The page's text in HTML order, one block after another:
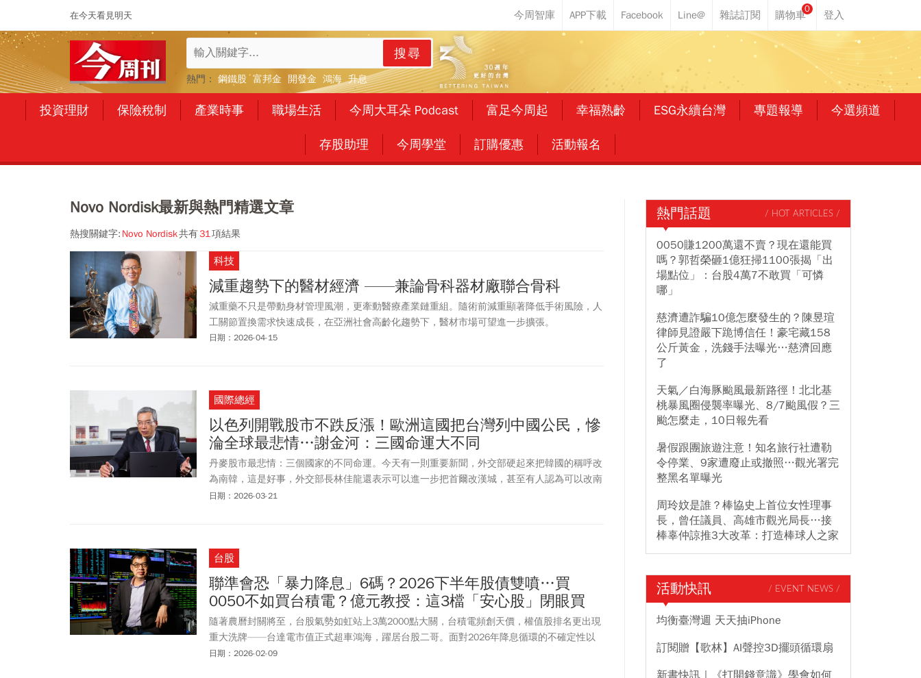
在今天看見明天
0
搜尋
熱門： 鋼鐵股 富邦金 開發金 鴻海 升息
投資理財 保險稅制 產業時事 職場生活 今周大耳朵 Podcast 富足今周起 幸福熟齡 ESG永續台灣 專題報導 今選頻道
存股助理 今周學堂 訂購優惠 活動報名
Novo Nordisk最新與熱門精選文章
熱搜關鍵字: Novo Nordisk共有31項結果
科技
減重趨勢下的醫材經濟 ——兼論骨科器材廠聯合骨科
減重藥不只是帶動身材管理風潮，更牽動醫療產業鏈重組。隨術前減重顯著降低手術風險，人
工關節置換需求快速成長，在亞洲社會高齡化趨勢下，醫材市場可望進一步擴張。
日期：2026-04-15
國際總經
以色列開戰股市不跌反漲！歐洲這國把台灣列中國公民，慘
淪全球最悲情…謝金河：三國命運大不同
丹麥股市最悲情：三個國家的不同命運。今天有一則重要新聞，外交部硬起來把韓國的稱呼改
為南韓，這是好事，外交部長林佳龍還表示可以進一步把首爾改漢城，甚至有人認為可以改南
朝鮮！民眾似乎都叫好。這也意味著台灣長期被霸凌習慣了，現在慢慢挺起胸膛。
日期：2026-03-21
台股
聯準會恐「暴力降息」6碼？2026下半年股債雙噴…買
0050不如買台積電？億元教授：這3檔「安心股」閉眼買
隨著農曆封關將至，台股氣勢如虹站上3萬2000點大關，台積電頻創天價，權值股排名更出現
重大洗牌——台達電市值正式超車鴻海，躍居台股二哥。面對2026年降息循環的不確定性以
及資金快速輪動，投資人該如何抱股過年？優分析在本期《股民想知道》的節目邀請「億元教
日期：2026-02-09
熱門話題 / HOT ARTICLES /
0050賺1200萬還不賣？現在還能買
嗎？郭哲榮砸1億狂掃1100張揭「出
場點位」：台股4萬7不敢買「可憐
哪」
慈濟遭詐騙10億怎麼發生的？陳昱瑄
律師見證嚴下跪博信任！豪宅藏158
公斤黃金，洗錢手法曝光…慈濟回應
了
天氣／白海豚颱風最新路徑！北北基
桃暴風圈侵襲率曝光、8/7颱風假？三
颱怎麼走，10日報先看
暑假跟團旅遊注意！知名旅行社遭勒
令停業、9家遭廢止或撤照…觀光署完
整黑名單曝光
周玲妏是誰？棒協史上首位女性理事
長，曾任議員、高雄市觀光局長…接
棒辜仲諒推3大改革：打造棒球人之家
活動快訊 / EVENT NEWS /
均衡臺灣週 天天抽iPhone
訂閱贈【歌林】AI聲控3D擺頭循環扇
新書快訊｜《打開錢意識》學會如何